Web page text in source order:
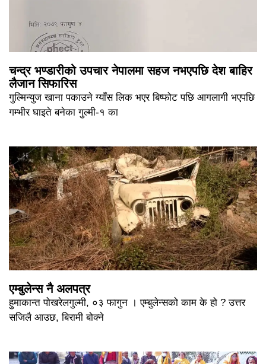
चन्द्र भण्डारीको उपचार नेपालमा सहज नभएपछि देश बाहिर
लैजान सिफारिस
गुल्मिन्युज खाना पकाउने ग्याँस लिक भएर बिष्फोट पछि आगलागी भएपछि
गम्भीर घाइते बनेका गुल्मी-१ का
एम्बुलेन्स नै अलपत्र
हुमाकान्त पोखरेलगुल्मी, ०३ फागुन । एम्बुलेन्सको काम के हो ? उत्तर
सजिलै आउछ, बिरामी बोक्ने